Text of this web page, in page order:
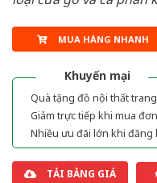
MUA HÀNG NHANH
Khuyến mại
Quà tặng đồ nội thất
Giảm trực tiếp khi mua
Nhiều ưu đãi lớn khi
TẢI BẢNG GIÁ